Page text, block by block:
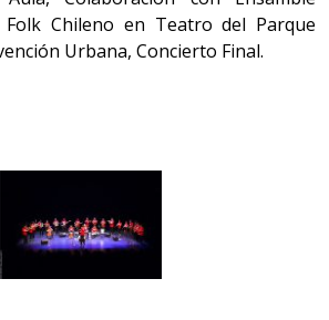
Chileno en Teatro del Parque
Urbana, Concierto Final.